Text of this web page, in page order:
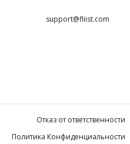
support@fliist.com
Отказ от ответственности
Политика Конфиденциальности